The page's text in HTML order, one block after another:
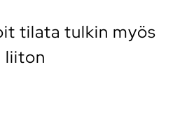
tilata tulkin myös
liiton